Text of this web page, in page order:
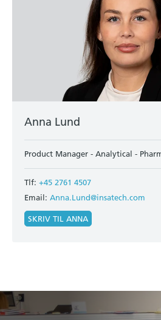
Anna Lund
Product Manager - Analytical -
Tlf: +45 2761 4507
Email: Anna.Lund@insatech.com
SKRIV TIL ANNA